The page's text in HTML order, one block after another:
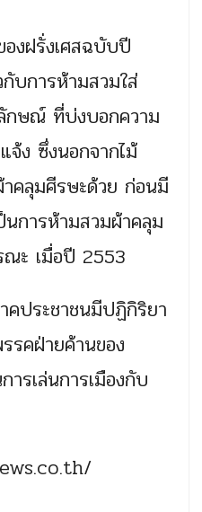
งฝรั่งเศสฉบับปี
บการห้ามสวมใส่
กษณ์ ที่บ่งบอกความ
จ้ง ซึ่งนอกจากไม้
าคลุมศีรษะด้วย ก่อนมี
นการห้ามสวมผ้าคลุม
ณะ เมื่อปี 2553
คประชาชนมีปฏิกิริยา
รคฝ่ายค้านของ
ารเล่นการเมืองกับ